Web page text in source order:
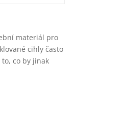
materiál pro
cihly často
co by jinak